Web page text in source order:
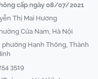
cấp ngày 08/07/2021
Thị Mai Hương
Cửa Nam, Hà Nội
phường Hạnh Thông, Thành
3519